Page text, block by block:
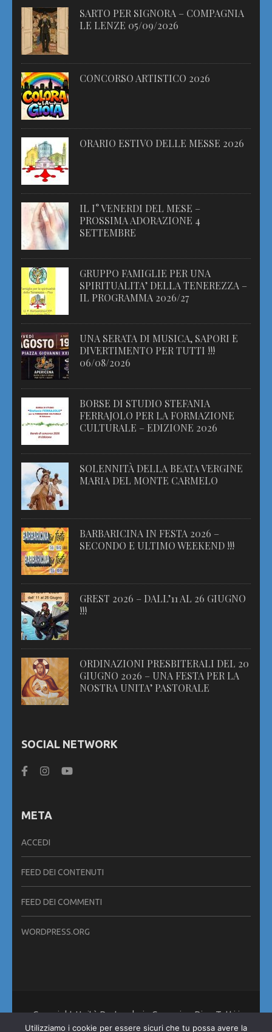
SARTO PER SIGNORA – COMPAGNIA
LE LENZE 05/09/2026
CONCORSO ARTISTICO 2026
ORARIO ESTIVO DELLE MESSE 2026
IL I° VENERDI DEL MESE –
PROSSIMA ADORAZIONE 4
SETTEMBRE
GRUPPO FAMIGLIE PER UNA
SPIRITUALITA’ DELLA TENEREZZA –
IL PROGRAMMA 2026/27
UNA SERATA DI MUSICA, SAPORI E
DIVERTIMENTO PER TUTTI !!!
06/08/2026
BORSE DI STUDIO STEFANIA
FERRAJOLO PER LA FORMAZIONE
CULTURALE – EDIZIONE 2026
SOLENNITÀ DELLA BEATA VERGINE
MARIA DEL MONTE CARMELO
BARBARICINA IN FESTA 2026 –
SECONDO E ULTIMO WEEKEND !!!
GREST 2026 – DALL’11 AL 26 GIUGNO
!!!
ORDINAZIONI PRESBITERALI DEL 20
GIUGNO 2026 – UNA FESTA PER LA
NOSTRA UNITA’ PASTORALE
SOCIAL NETWORK
META
ACCEDI
FEED DEI CONTENUTI
FEED DEI COMMENTI
WORDPRESS.ORG
Copyright Unità Pastorale in Cammino Pisa. Tutti i
diritti riservati. Metro Magazine | Sviluppato daRara
Utilizziamo i cookie per essere sicuri che tu possa avere la